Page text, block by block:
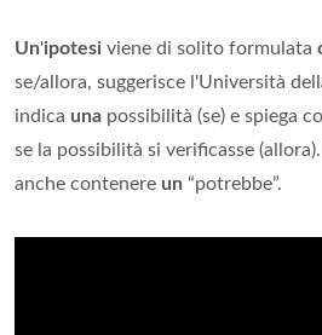
Un'ipotesi viene di solito formulata
se/allora, suggerisce l'Università
indica una possibilità (se) e spiega
se la possibilità si verificasse
anche contenere un “potrebbe”.